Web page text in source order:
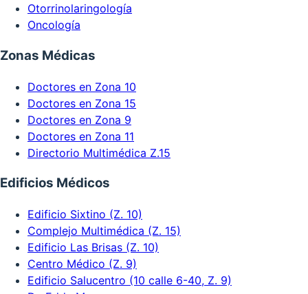
Otorrinolaringología
Oncología
Zonas Médicas
Doctores en Zona 10
Doctores en Zona 15
Doctores en Zona 9
Doctores en Zona 11
Directorio Multimédica Z.15
Edificios Médicos
Edificio Sixtino (Z. 10)
Complejo Multimédica (Z. 15)
Edificio Las Brisas (Z. 10)
Centro Médico (Z. 9)
Edificio Salucentro (10 calle 6-40, Z. 9)